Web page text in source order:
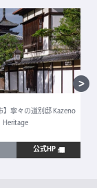
】寧々の道別邸 Kazeno
Heritage
公式HP